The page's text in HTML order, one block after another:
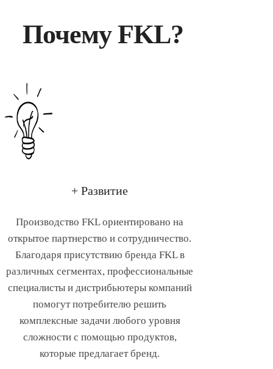
Почему FKL?
+ Развитие
Производство FKL ориентировано на
открытое партнерство и сотрудничество.
Благодаря присутствию бренда FKL в
различных сегментах, профессиональные
специалисты и дистрибьютеры компаний
помогут потребителю решить
комплексные задачи любого уровня
сложности с помощью продуктов,
которые предлагает бренд.